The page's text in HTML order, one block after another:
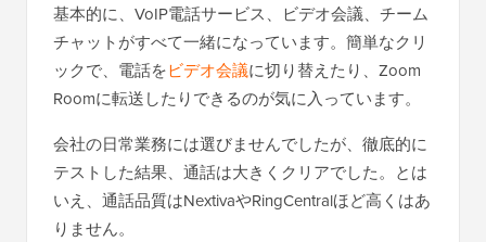
基本的に、VoIP電話サービス、ビデオ会議、チーム
チャットがすべて一緒になっています。簡単なクリ
ックで、電話をビデオ会議に切り替えたり、Zoom
Roomに転送したりできるのが気に入っています。
会社の日常業務には選びませんでしたが、徹底的に
テストした結果、通話は大きくクリアでした。とは
いえ、通話品質はNextivaやRingCentralほど高くはあ
りません。